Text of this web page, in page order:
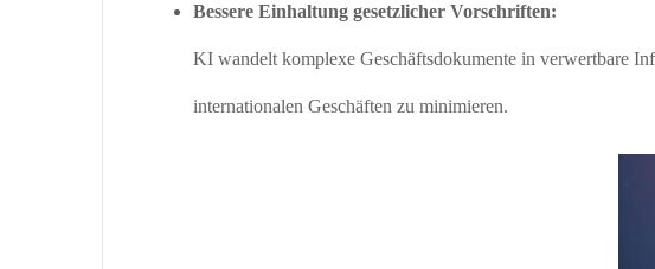
Bessere Einhaltung gesetzlicher Vorschriften:
KI wandelt komplexe Geschäftsdokumente in verwertbare
internationalen Geschäften zu minimieren.